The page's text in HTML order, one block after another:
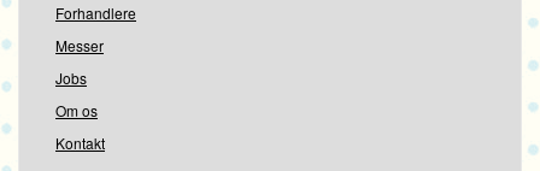
Forhandlere
Messer
Jobs
Om os
Kontakt